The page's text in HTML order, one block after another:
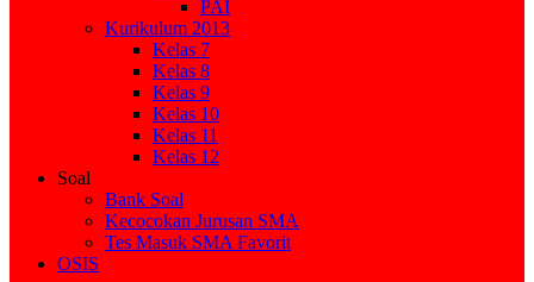
PAI
Kurikulum 2013
Kelas 7
Kelas 8
Kelas 9
Kelas 10
Kelas 11
Kelas 12
Soal
Bank Soal
Kecocokan Jurusan SMA
Tes Masuk SMA Favorit
OSIS